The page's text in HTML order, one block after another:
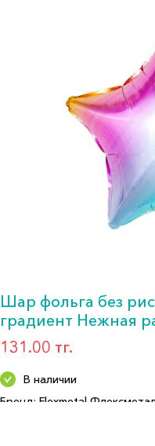
Шар фольга без
градиент Нежная
131.00 тг.
В наличии
Бренд: Flexmetal